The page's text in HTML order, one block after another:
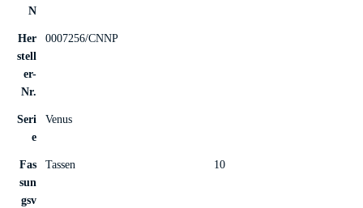
N
Her
stell
er-
Nr.
0007256/CNNP
Seri
e
Venus
Fas
sun
gsv
Tassen 10